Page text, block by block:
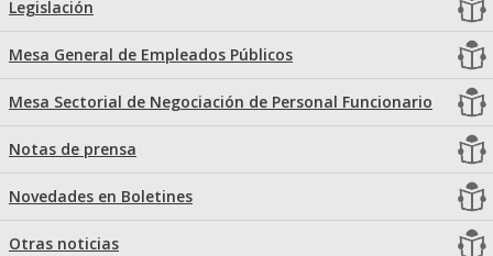
Legislación
Mesa General de Empleados Públicos
Mesa Sectorial de Negociación de Personal Funcionario
Notas de prensa
Novedades en Boletines
Otras noticias